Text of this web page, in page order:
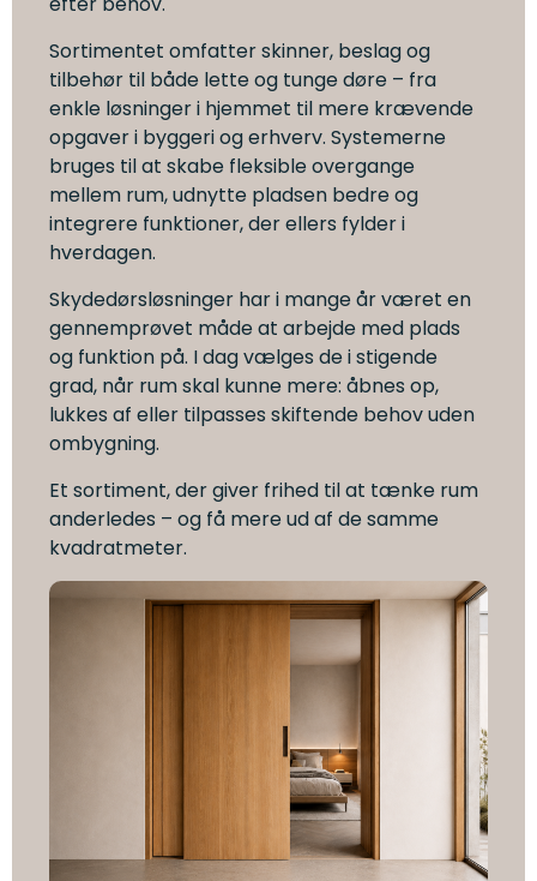
Sortimentet omfatter skinner, beslag og
tilbehør til både lette og tunge døre – fra
enkle løsninger i hjemmet til mere krævende
opgaver i byggeri og erhverv. Systemerne
bruges til at skabe fleksible overgange
mellem rum, udnytte pladsen bedre og
integrere funktioner, der ellers fylder i
hverdagen.
Skydedørsløsninger har i mange år været en
gennemprøvet måde at arbejde med plads
og funktion på. I dag vælges de i stigende
grad, når rum skal kunne mere: åbnes op,
lukkes af eller tilpasses skiftende behov uden
ombygning.
Et sortiment, der giver frihed til at tænke rum
anderledes – og få mere ud af de samme
kvadratmeter.